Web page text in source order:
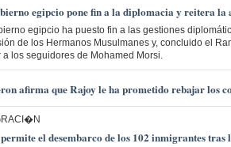
egipcio pone fin a la diplomacia y reitera la
egipcio ha puesto fin a las gestiones
de los Hermanos Musulmanes y, concluido el
a los seguidores de Mohamed Morsi.
afirma que Rajoy le ha prometido rebajar los
el desembarco de los 102 inmigrantes tras